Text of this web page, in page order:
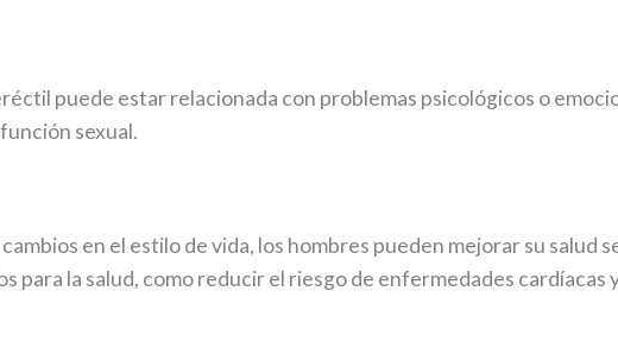
puede estar relacionada con problemas psicológicos o
sexual.
en el estilo de vida, los hombres pueden mejorar su
para la salud, como reducir el riesgo de enfermedades cardíacas